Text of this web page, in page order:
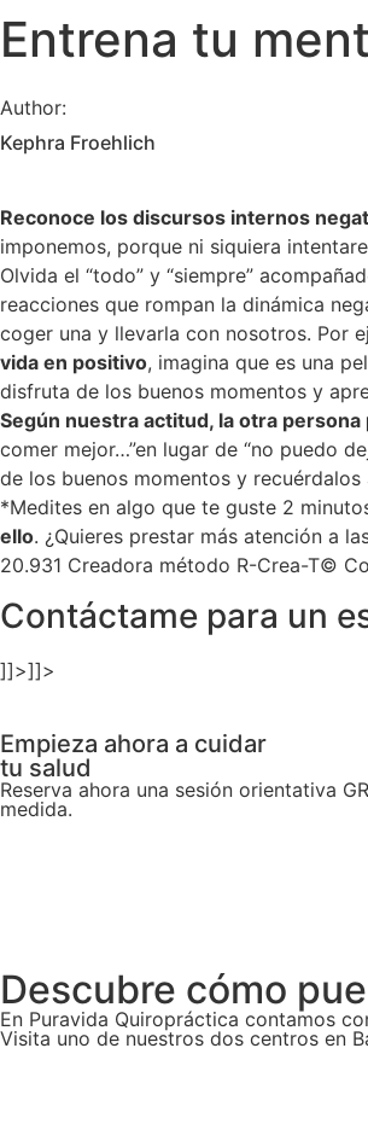
Entrena tu
Author:
Kephra Froehlich
Reconoce los discursos internos
imponemos, porque ni siquiera
Olvida el “todo” y “siempre”
reacciones que rompan la dinámica
coger una y llevarla con nosotros. Por
vida en positivo, imagina que es una
disfruta de los buenos momentos y
Según nuestra actitud, la otra
comer mejor…”en lugar de “no puedo
de los buenos momentos y recuérdalos
*Medites en algo que te guste 2
ello. ¿Quieres prestar más atención a
20.931 Creadora método R-Crea-T©
Contáctame para un
]]>]]>
Empieza ahora a cuidar
tu salud
Reserva ahora una sesión orientativa
medida.
Descubre cómo
En Puravida Quiropráctica contamos
Visita uno de nuestros dos centros en